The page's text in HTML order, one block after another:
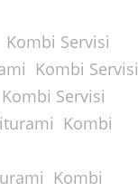
Servisi
Kombi Servisi
Servisi
Kombi
Kombi